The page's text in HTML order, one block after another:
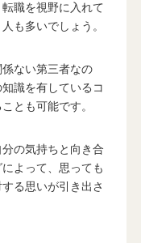
職を視野に入れて
も多いでしょう。
ない第三者なの
識を有しているコ
とも可能です。
の気持ちと向き合
よって、思っても
る思いが引き出さ